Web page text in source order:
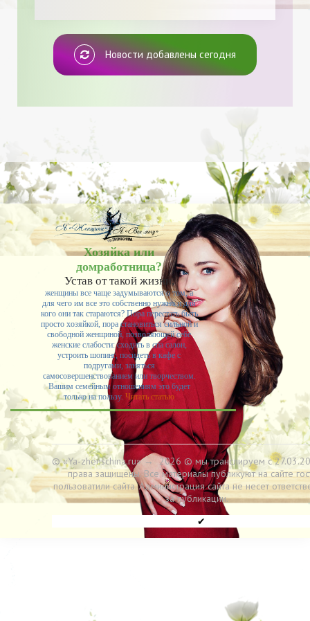
Новости добавлены сегодня
Хозяйка или
домработница?
Устав от такой жизни,
женщины все чаще задумываются о том, а
для чего им все это собственно нужно и для
кого они так стараются? Пора перестать быть
просто хозяйкой, пора становиться сильной и
свободной женщиной, позволяющей себе
женские слабости: сходить в спа салон,
устроить шопинг, посидеть в кафе с
подругами, заняться
самосовершенствованием или творчеством.
Вашим семейным отношениям это будет
только на пользу. Читать статью
© «Ya-zhenschina.ru»→ 2026 © мы транслируем с
права защищены. Все материалы публикуют на сайте
пользоватили сайта. Администрация сайта не несет
за публикации.
✔